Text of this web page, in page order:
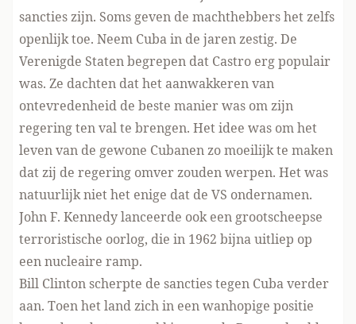
sancties zijn. Soms geven de machthebbers het zelfs
openlijk toe. Neem Cuba in de jaren zestig. De
Verenigde Staten begrepen dat Castro erg populair
was. Ze dachten dat het aanwakkeren van
ontevredenheid de beste manier was om zijn
regering ten val te brengen. Het idee was om het
leven van de gewone Cubanen zo moeilijk te maken
dat zij de regering omver zouden werpen. Het was
natuurlijk niet het enige dat de VS ondernamen.
John F. Kennedy lanceerde ook een grootscheepse
terroristische oorlog, die in 1962 bijna uitliep op
een nucleaire ramp.
Bill Clinton scherpte de sancties tegen Cuba verder
aan. Toen het land zich in een wanhopige positie